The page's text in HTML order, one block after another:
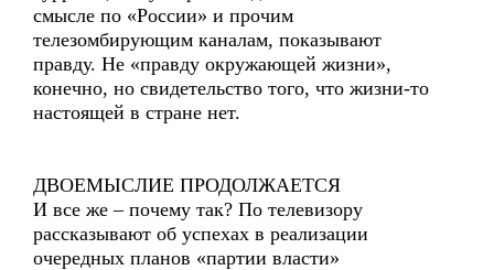
смысле по «России» и прочим
телезомбирующим каналам, показывают
правду. Не «правду окружающей жизни»,
конечно, но свидетельство того, что жизни-то
настоящей в стране нет.
ДВОЕМЫСЛИЕ ПРОДОЛЖАЕТСЯ
И все же – почему так? По телевизору
рассказывают об успехах в реализации
очередных планов «партии власти»